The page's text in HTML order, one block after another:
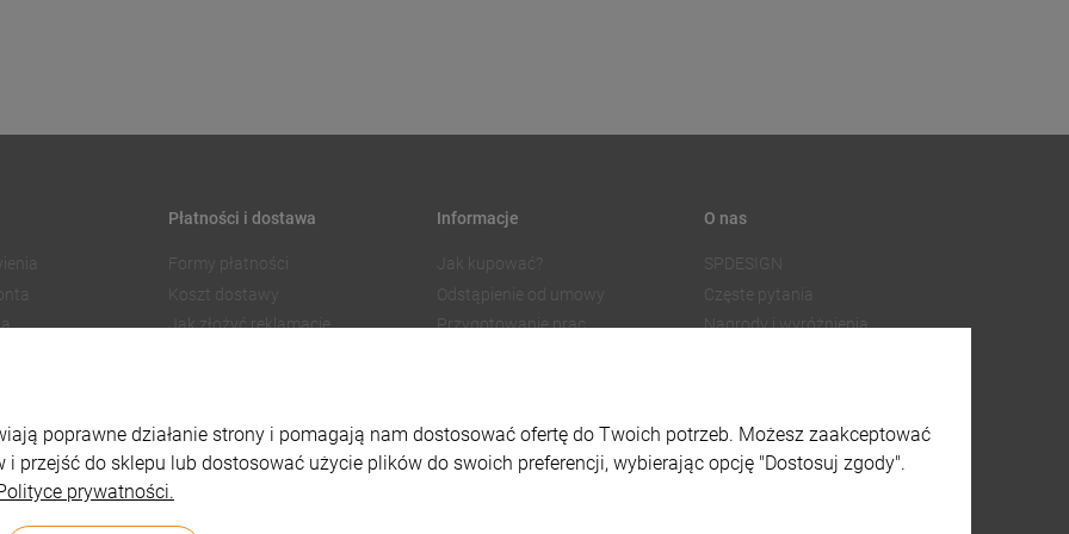
Płatności i dostawa
Formy płatności
Koszt dostawy
Jak złożyć reklamację
Informacje
Jak kupować?
Odstąpienie od umowy
Przygotowanie prac
Ustawienia plików cookies
O nas
SPDESIGN
Częste pytania
Nagrody i wyróżnienia
X
poprawne działanie strony i pomagają nam dostosować ofertę do Twoich potrzeb. Możesz zaakceptować
przejść do sklepu lub dostosować użycie plików do swoich preferencji, wybierając opcję "Dostosuj zgody".
prywatności.